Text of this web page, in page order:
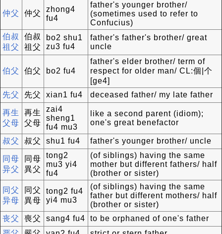
仲父 仲父
zhong4
fu4
father's younger brother/
(sometimes used to refer to
Confucius)
伯叔
祖父
伯叔
祖父
bo2 shu1
zu3 fu4
father's father's brother/ great
uncle
伯父 伯父 bo2 fu4
father's elder brother/ term of
respect for older man/ CL:個|个
[ge4]
先父
先父 xian1 fu4 deceased father/ my late father
再生
父母
再生
父母
zai4
sheng1
fu4 mu3
like a second parent (idiom);
one's great benefactor
叔父 叔父 shu1 fu4 father's younger brother/ uncle
同母
异父
同母
異父
tong2
mu3 yi4
fu4
(of siblings) having the same
mother but different fathers/ half
(brother or sister)
同父
异母
同父
異母
tong2 fu4
yi4 mu3
(of siblings) having the same
father but different mothers/ half
(brother or sister)
丧父
喪父 sang4 fu4
to be orphaned of one's father